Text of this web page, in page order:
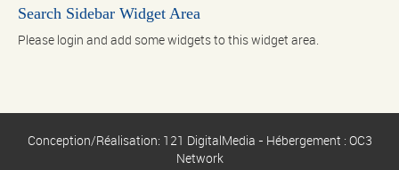
Search Sidebar Widget Area
Please login and add some widgets to this widget area.
Conception/Réalisation: 121 DigitalMedia - Hébergement : OC3
Network